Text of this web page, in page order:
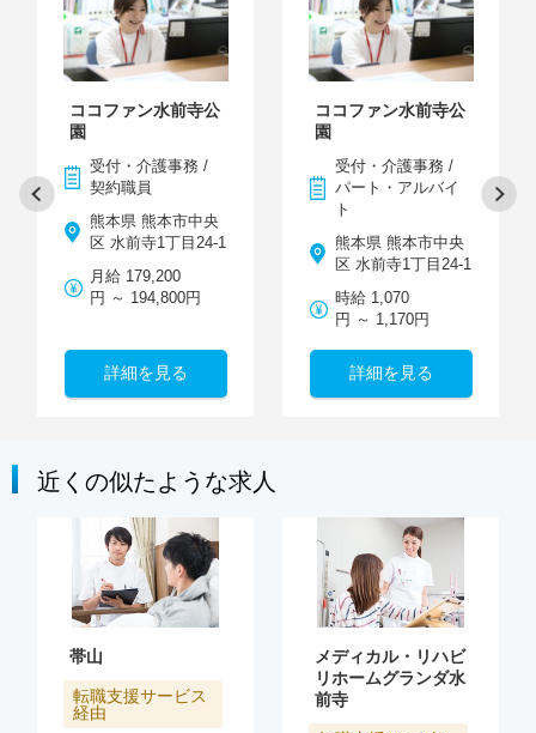
ココファン水前寺公
園
受付・介護事務 /
契約職員
熊本県 熊本市中央
区 水前寺1丁目24-1
月給 179,200
円 ～ 194,800円
詳細を見る
ココファン水前寺公
園
受付・介護事務 /
パート・アルバイ
ト
熊本県 熊本市中央
区 水前寺1丁目24-1
時給 1,070
円 ～ 1,170円
詳細を見る
近くの似たような求人
帯山
転職支援サービス
経由
メディカル・リハビ
リホームグランダ水
前寺